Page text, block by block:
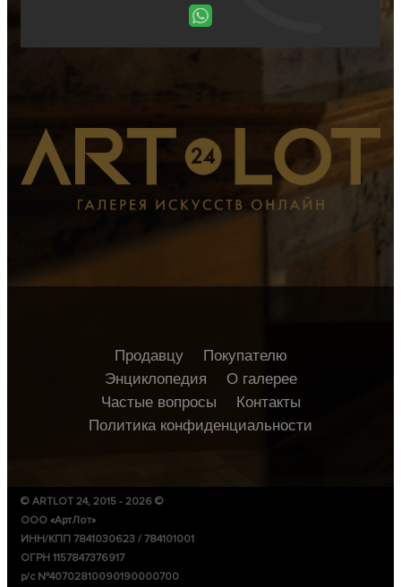
Продавцу
Покупателю
Энциклопедия
О галерее
Частые вопросы
Контакты
Политика конфиденциальности
© ARTLOT 24, 2015 - 2026 ©
ООО «АртЛот»
ИНН/КПП 7841030623 / 784101001
ОГРН 1157847376917
р/с №40702810090190000700